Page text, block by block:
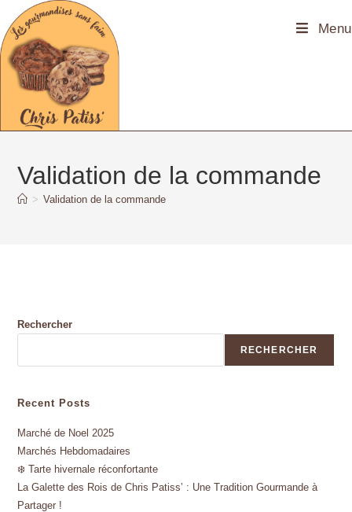
principal
Menu
Validation de la commande
> Validation de la commande
Rechercher
RECHERCHER
Recent Posts
Marché de Noel 2025
Marchés Hebdomadaires
❄️ Tarte hivernale réconfortante
La Galette des Rois de Chris Patiss’ : Une Tradition Gourmande à
Partager !